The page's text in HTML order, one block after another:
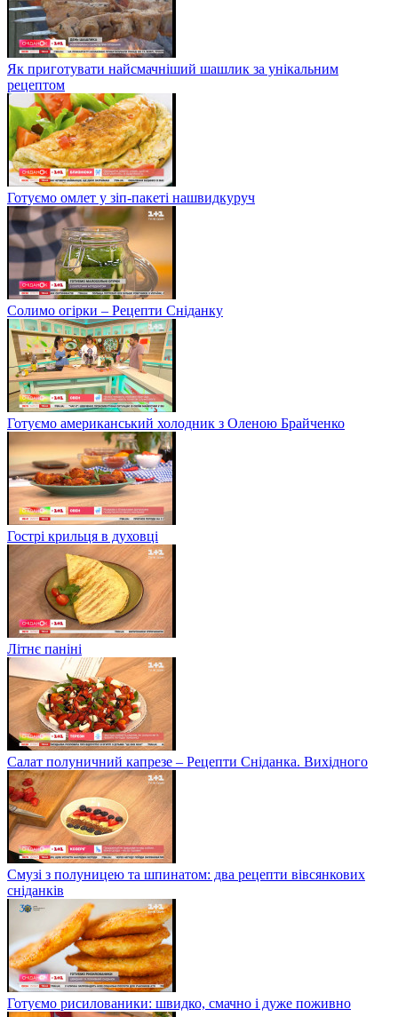
Як приготувати найсмачніший шашлик за унікальним
рецептом
Готуємо омлет у зіп-пакеті нашвидкуруч
Солимо огірки – Рецепти Сніданку
Готуємо американський холодник з Оленою Брайченко
Гострі крильця в духовці
Літнє паніні
Салат полуничний капрезе – Рецепти Сніданка. Вихідного
Смузі з полуницею та шпинатом: два рецепти вівсянкових
сніданків
Готуємо рисилованики: швидко, смачно і дуже поживно